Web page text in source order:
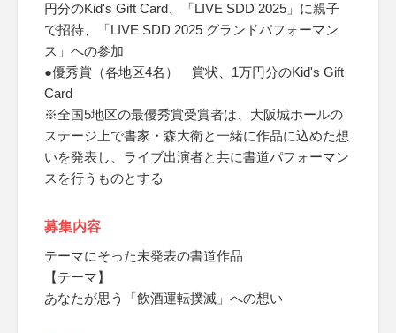
円分のKid's Gift Card、「LIVE SDD 2025」に親子
で招待、「LIVE SDD 2025 グランドパフォーマン
ス」への参加
●優秀賞（各地区4名） 賞状、1万円分のKid's Gift
Card
※全国5地区の最優秀賞受賞者は、大阪城ホールの
ステージ上で書家・森大衛と一緒に作品に込めた想
いを発表し、ライブ出演者と共に書道パフォーマン
スを行うものとする
募集内容
テーマにそった未発表の書道作品
【テーマ】
あなたが思う「飲酒運転撲滅」への想い